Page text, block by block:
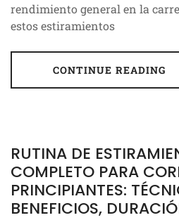
rendimiento general en la
estos estiramientos
CONTINUE READING
RUTINA DE
COMPLETO PARA
PRINCIPIANTES:
BENEFICIOS,